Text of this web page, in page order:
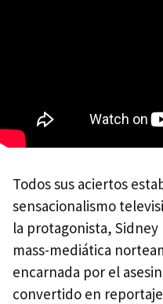
Todos sus aciertos
sensacionalismo
la protagonista, Sidney
mass-mediática
encarnada por el
convertido en